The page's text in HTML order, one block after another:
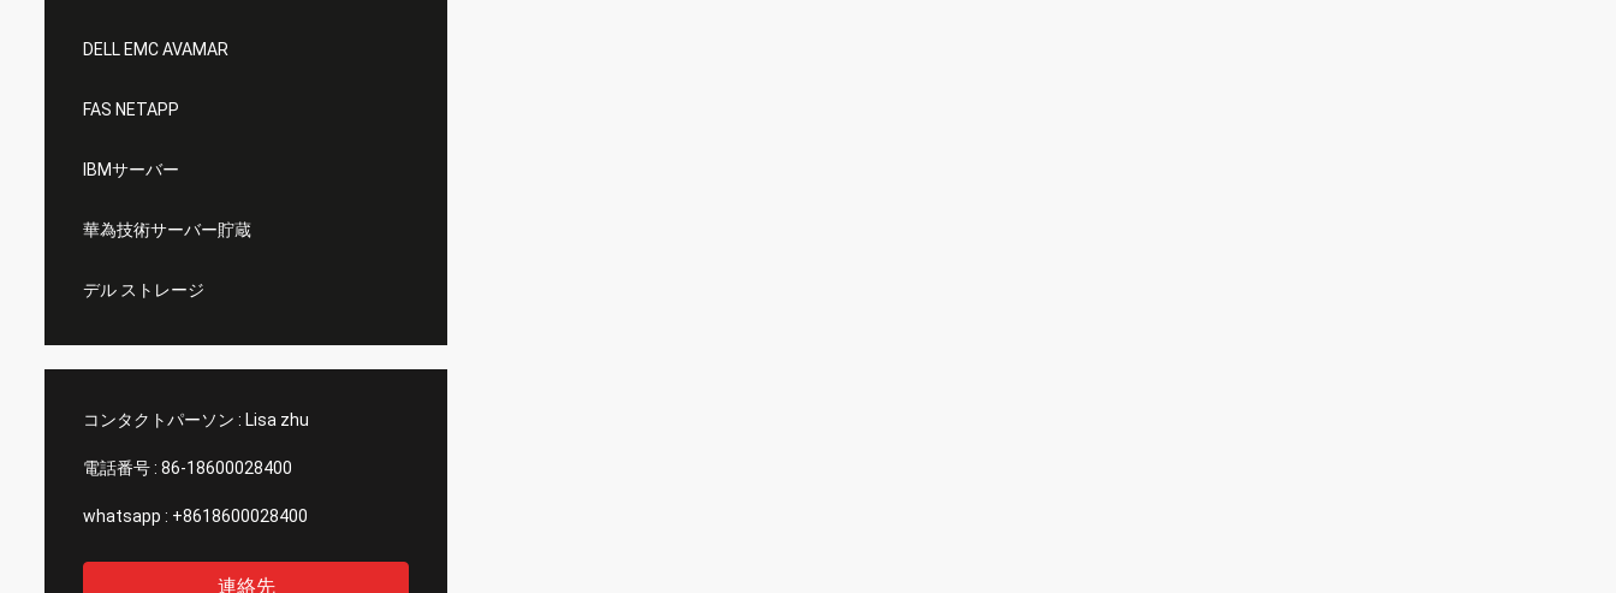
DELL EMC AVAMAR
FAS NETAPP
IBMサーバー
華為技術サーバー貯蔵
デル ストレージ
コンタクトパーソン : Lisa zhu
電話番号 : 86-18600028400
whatsapp : +8618600028400
連絡先